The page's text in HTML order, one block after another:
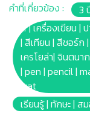
ฟอกขาว หรือน้ำ
หากคราบเลอะยั
* หลีกเลี่ยกการใ
วัสดุอื่นๆที่ไม่สาม
* หลังจากการท
กับวัสดุที่เลอะ ถือ
* ไม่มีสารพิษ ปล
* ไม่เหมาะกับเด็
คำที่เกี่ยวข้อง :
3
สี | เครื่องเขียน |
| สีเทียน | สีชอร์ก
เครโยล่า| จินตนา
| pen | pencil |
wat
เรียนรู้ | ทักษะ | ส